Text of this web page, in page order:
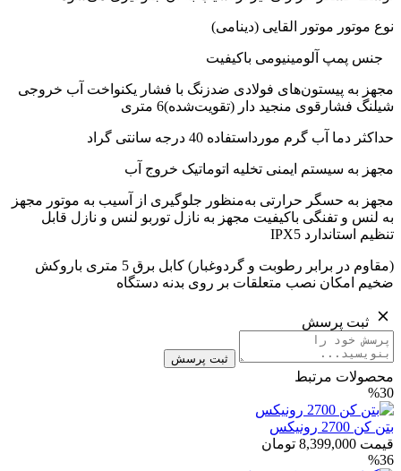
نوع موتور موتور القایی (دینامی)
جنس پمپ آلومینیومی باکیفیت
مجهز به پیستون‌های فولادی ضدزنگ با فشار یکنواخت آب خروجی
شیلنگ فشارقوی منجید دار (تقویت‌شده)6 متری
حداکثر دما آب گرم مورداستفاده 40 درجه سانتی گراد
مجهز به سیستم ایمنی تخلیه اتوماتیک خروج آب
مجهز به حسگر حرارتی به‌منظور جلوگیری از آسیب به موتور مجهز
به لنس و تفنگی باکیفیت مجهز به نازل توربو لنس و نازل قابل
تنظیم استاندارد IPX5
(مقاوم در برابر رطوبت و گردوغبار) کابل برق 5 متری باروکش
ضخیم امکان نصب متعلقات بر روی بدنه دستگاه
ثبت پرسش
ثبت پرسش
محصولات مرتبط
%30
بتن کن 2700 رونیکس
قیمت 8,399,000 تومان
%36